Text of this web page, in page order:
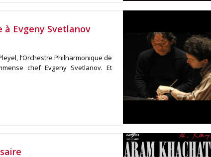
à Evgeny Svetlanov
l’Orchestre Philharmonique de
chef Evgeny Svetlanov. Et